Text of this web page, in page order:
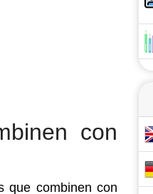
con
que combinen con